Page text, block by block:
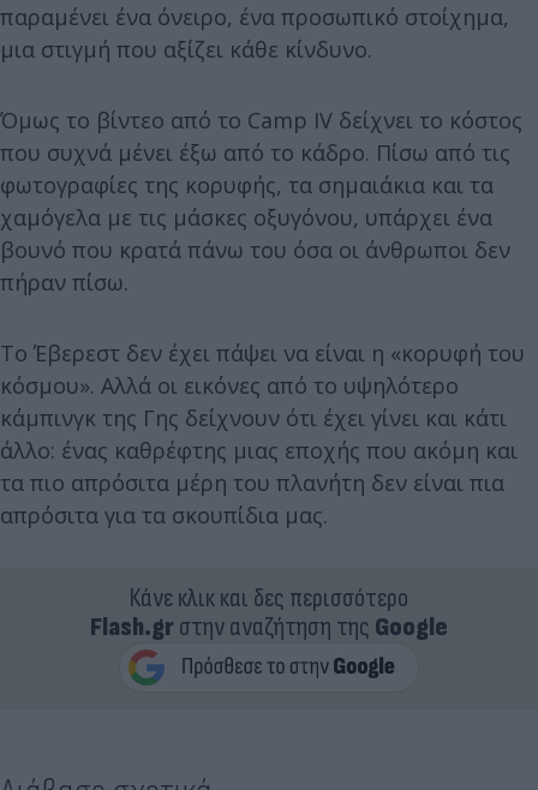
παραμένει ένα όνειρο, ένα προσωπικό στοίχημα,
μια στιγμή που αξίζει κάθε κίνδυνο.
Όμως το βίντεο από το Camp IV δείχνει το κόστος
που συχνά μένει έξω από το κάδρο. Πίσω από τις
φωτογραφίες της κορυφής, τα σημαιάκια και τα
χαμόγελα με τις μάσκες οξυγόνου, υπάρχει ένα
βουνό που κρατά πάνω του όσα οι άνθρωποι δεν
πήραν πίσω.
Το Έβερεστ δεν έχει πάψει να είναι η «κορυφή του
κόσμου». Αλλά οι εικόνες από το υψηλότερο
κάμπινγκ της Γης δείχνουν ότι έχει γίνει και κάτι
άλλο: ένας καθρέφτης μιας εποχής που ακόμη και
τα πιο απρόσιτα μέρη του πλανήτη δεν είναι πια
απρόσιτα για τα σκουπίδια μας.
Κάνε κλικ και δες περισσότερο
Flash.grστην αναζήτηση της Google